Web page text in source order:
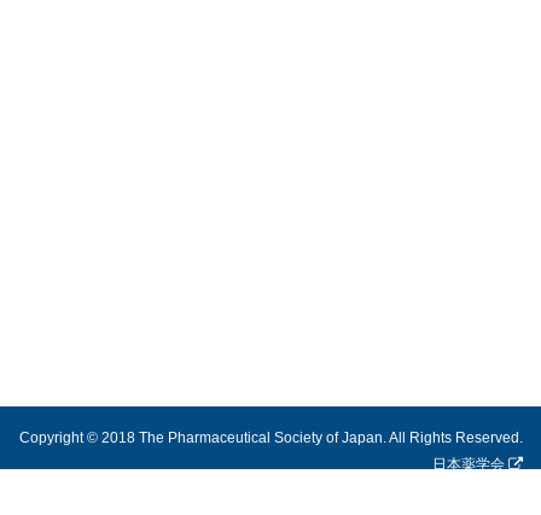
Copyright © 2018 The Pharmaceutical Society of Japan. All Rights Reserved.
日本薬学会